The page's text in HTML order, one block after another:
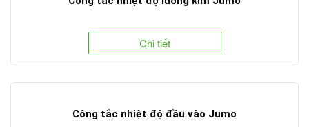
Chi tiết
Công tắc nhiệt độ đầu vào Jumo